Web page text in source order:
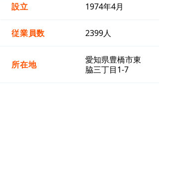
設立 1974年4月
従業員数 2399人
所在地
愛知県豊橋市東
脇三丁目1-7